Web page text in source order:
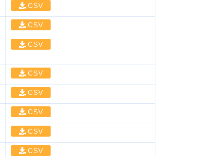
CSV
CSV
CSV
CSV
CSV
CSV
CSV
CSV